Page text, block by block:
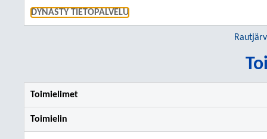
DYNASTY TIETOPALVELU
Toimielimet
Toimielin